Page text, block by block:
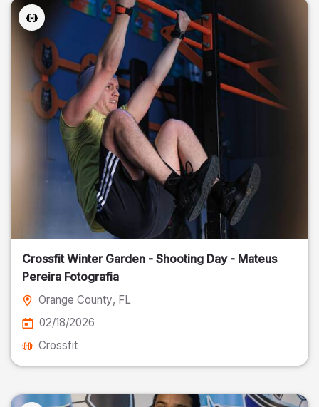
Crossfit Winter Garden - Shooting Day - Mateus
Pereira Fotografia
Orange County, FL
02/18/2026
Crossfit